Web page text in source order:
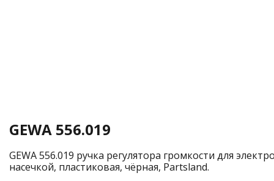
GEWA 556.019
GEWA 556.019 ручка регулятора громкости для
насечкой, пластиковая, чёрная, Partsland.